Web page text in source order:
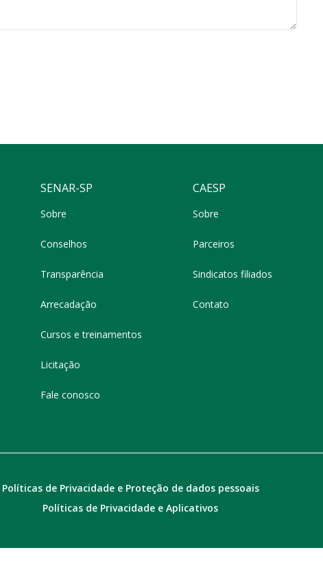
SENAR-SP
Sobre
Conselhos
Transparência
Arrecadação
Cursos e treinamentos
Licitação
Fale conosco
CAESP
Sobre
Parceiros
Sindicatos filiados
Contato
Políticas de Privacidade e Proteção de dados pessoais
Políticas de Privacidade e Aplicativos